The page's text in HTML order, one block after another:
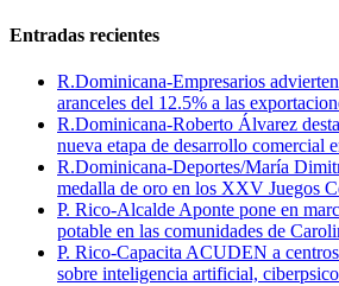
Entradas recientes
R.Dominicana-Empresarios
aranceles del 12.5% a las
R.Dominicana-Roberto Álvarez
nueva etapa de desarrollo comercial
R.Dominicana-Deportes/María
medalla de oro en los XXV Juegos
P. Rico-Alcalde Aponte pone en
potable en las comunidades de
P. Rico-Capacita ACUDEN a
sobre inteligencia artificial,